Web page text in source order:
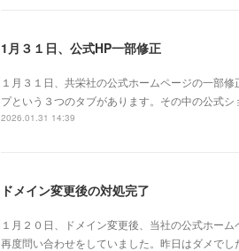
1月３１日、公式HP一部修正
１月３１日、共栄社の公式ホームページの一部
プという３つのタブがあります。その中の公式
2026.01.31 14:39
ドメイン変更後の対処完了
１月２０日、ドメイン変更後、当社の公式ホー
再度問い合わせをしていました。昨日はダメで